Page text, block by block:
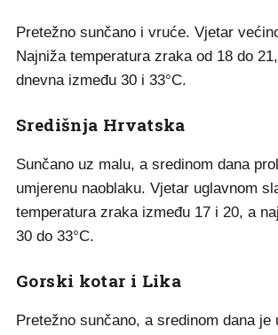
Pretežno sunčano i vruće. Vjetar
Najniža temperatura zraka od 18 do
dnevna između 30 i 33°C.
Središnja Hrvatska
Sunčano uz malu, a sredinom dana
umjerenu naoblaku. Vjetar uglavnom
temperatura zraka između 17 i 20, a
30 do 33°C.
Gorski kotar i Lika
Pretežno sunčano, a sredinom dana je